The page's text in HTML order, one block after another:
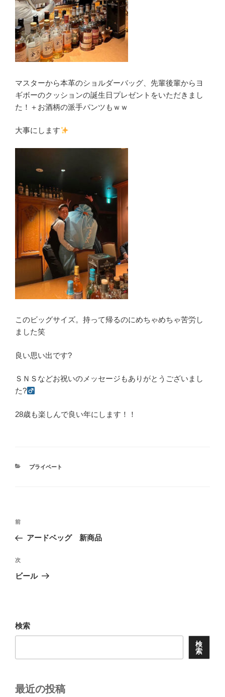
マスターから本革のショルダーバッグ、先輩後輩からヨ
ギボーのクッションの誕生日プレゼントをいただきまし
た！＋お酒柄の派手パンツもｗｗ
大事にします
このビッグサイズ。持って帰るのにめちゃめちゃ苦労し
ました笑
良い思い出です?
ＳＮＳなどお祝いのメッセージもありがとうございまし
た?‍
28歳も楽しんで良い年にします！！
カ
プライベート
投
ナ
ビ
ゲ
ン
前
の
稿
前
アードベッグ 新商品
次
の
次
ビール
検索
検
索
最近の投稿